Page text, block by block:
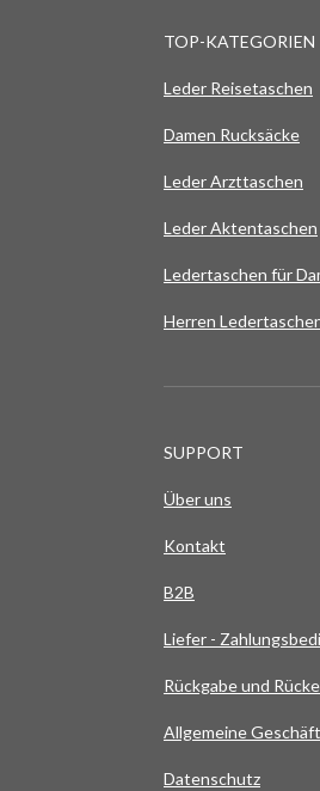
TOP-KATEGORIEN
Leder Reisetaschen
Damen Rucksäcke
Leder Arzttaschen
Leder Aktentaschen
Ledertaschen für
Herren
SUPPORT
Über uns
Kontakt
B2B
Liefer -
Rückgabe und
Allgemeine
Datenschutz